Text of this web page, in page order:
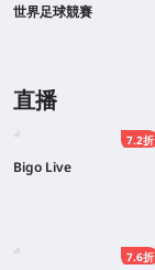
世界足球競賽
直播
7.2折
Bigo Live
7.6折